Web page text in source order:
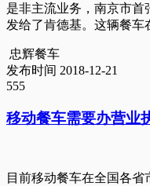
是非主流业务，南京市首
发给了肯德基。这辆餐车
忠辉餐车
发布时间 2018-12-21
555
移动餐车需要办营业
目前移动餐车在全国各